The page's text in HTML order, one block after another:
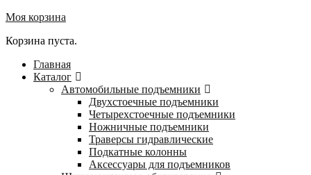
Моя корзина
Корзина пуста.
Главная
Каталог
Автомобильные подъемники
Двухстоечные подъемники
Четырехстоечные подъемники
Ножничные подъемники
Траверсы гидравлические
Подкатные колонны
Аксессуары для подъемников